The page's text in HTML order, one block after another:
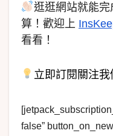
逛逛網站就能
算！歡迎上
看看！
立即訂閱關注我
false”